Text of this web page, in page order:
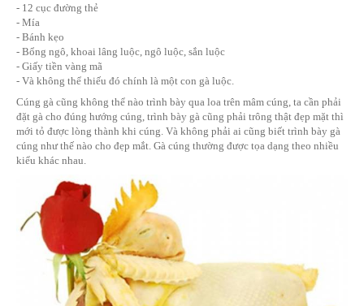
Cúng cô hồn ngoài mâm cúng dân lên bàn thờ tổ tiên thì
sinh ( mâm cúng cô hồn) cũng rất quan trọng, cúng sao cho
Vậy mâm cúng cô hồn gồm những gì ?
Mâm cúng cô hồn bao gồm:
- 1 dĩa muối gạo
- 12 chén cháo trắng nấu loãng
- 12 cục đường thẻ
- Mía
- Bổng ngô, khoai lâng luộc, ngô luộc, sắn luộc
- Giấy tiền vàng mã
- Và không thể thiếu đó chính là một con gà luộc.
Cúng gà cũng không thể nào trình bày qua loa trên mâm
đặt gà cho đúng hướng cúng, trình bày gà cũng phải trông
mới tỏ được lòng thành khi cúng. Và không phải ai cũng biết